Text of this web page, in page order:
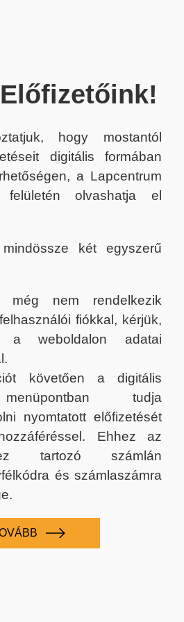
hogy mostantól
digitális formában
a Lapcentrum
olvashatja el
két egyszerű
még nem rendelkezik
fiókkal, kérjük,
a weboldalon adatai
követően a digitális
tudja
nyomtatott előfizetését
Ehhez az
tartozó számlán
és számlaszámra